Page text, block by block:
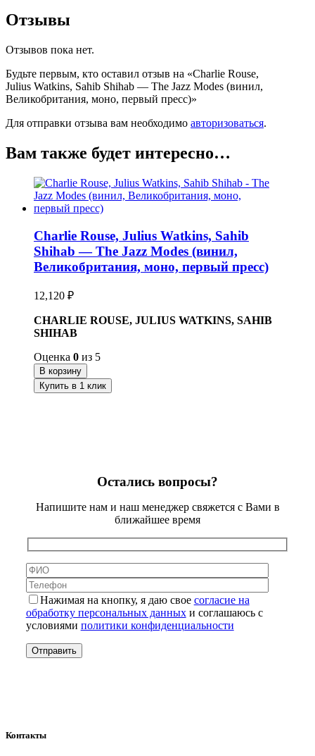
Отзывы
Отзывов пока нет.
Будьте первым, кто оставил отзыв на «Charlie Rouse,
Julius Watkins, Sahib Shihab — The Jazz Modes (винил,
Великобритания, моно, первый пресс)»
Для отправки отзыва вам необходимо авторизоваться.
Вам также будет интересно…
Charlie Rouse, Julius Watkins, Sahib
Shihab — The Jazz Modes (винил,
Великобритания, моно, первый пресс)
12,120 ₽
CHARLIE ROUSE, JULIUS WATKINS, SAHIB
SHIHAB
Оценка 0 из 5
В корзину
Купить в 1 клик
Остались вопросы?
Напишите нам и наш менеджер свяжется с Вами в
ближайшее время
Нажимая на кнопку, я даю свое согласие на
обработку персональных данныхи соглашаюсь с
условиями политики конфиденциальности
Контакты